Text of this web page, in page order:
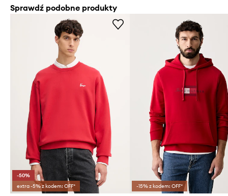
Sprawdź podobne produkty
-50%
extra -5% z kodem: OFF*
-15% z kodem: OFF*